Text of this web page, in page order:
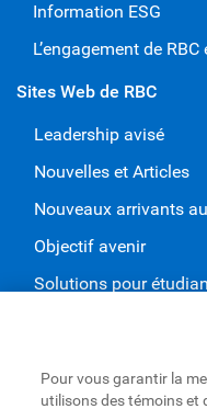
Information ESG
L’engagement de
Sites Web de RBC
Leadership avisé
Nouvelles et Articles
Nouveaux arrivants
Objectif avenir
Solutions pour
Nous joindre
Pour vous garantir la
utilisons des témoins et